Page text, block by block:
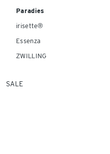
Paradies
irisette®
Essenza
ZWILLING
SALE